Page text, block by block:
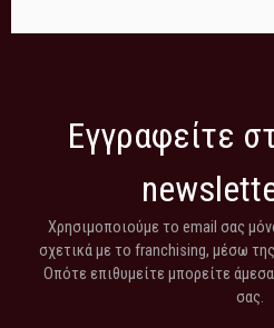
Εγγραφείτε
Χρησιμοποιούμε το email σας
σχετικά με το franchising, μέσω
Οπότε επιθυμείτε μπορείτε
σας.